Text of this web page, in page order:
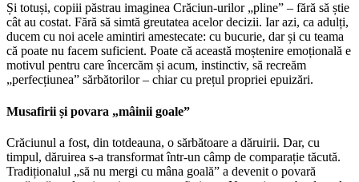
Și totuși, copiii păstrau imaginea Crăciun-urilor „pline” – fără să știe
cât au costat. Fără să simtă greutatea acelor decizii. Iar azi, ca adulți,
ducem cu noi acele amintiri amestecate: cu bucurie, dar și cu teama
că poate nu facem suficient. Poate că această moștenire emoțională e
motivul pentru care încercăm și acum, instinctiv, să recreăm
„perfecțiunea” sărbătorilor – chiar cu prețul propriei epuizări.
Musafirii și povara „mâinii goale”
Crăciunul a fost, din totdeauna, o sărbătoare a dăruirii. Dar, cu
timpul, dăruirea s-a transformat într-un câmp de comparație tăcută.
Tradiționalul „să nu mergi cu mâna goală” a devenit o povară